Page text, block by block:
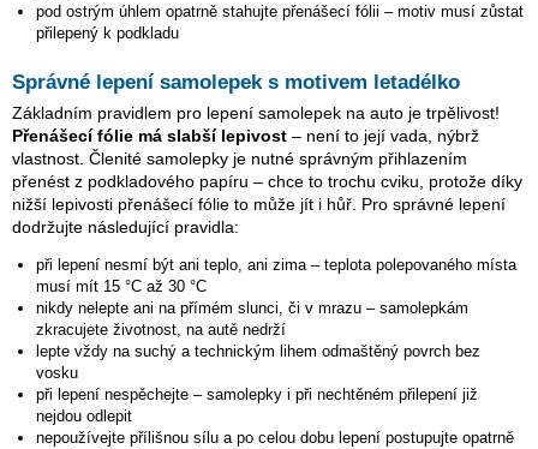
pod ostrým úhlem opatrně stahujte přenášecí fólii – motiv musí zůstat
přilepený k podkladu
Správné lepení samolepek s motivem letadélko
Základním pravidlem pro lepení samolepek na auto je trpělivost!
Přenášecí fólie má slabší lepivost – není to její vada, nýbrž
vlastnost. Členité samolepky je nutné správným přihlazením
přenést z podkladového papíru – chce to trochu cviku, protože díky
nižší lepivosti přenášecí fólie to může jít i hůř. Pro správné lepení
dodržujte následující pravidla:
při lepení nesmí být ani teplo, ani zima – teplota polepovaného místa
musí mít 15 °C až 30 °C
nikdy nelepte ani na přímém slunci, či v mrazu – samolepkám
zkracujete životnost, na autě nedrží
lepte vždy na suchý a technickým lihem odmaštěný povrch bez
vosku
při lepení nespěchejte – samolepky i při nechtěném přilepení již
nejdou odlepit
nepoužívejte přílišnou sílu a po celou dobu lepení postupujte opatrně